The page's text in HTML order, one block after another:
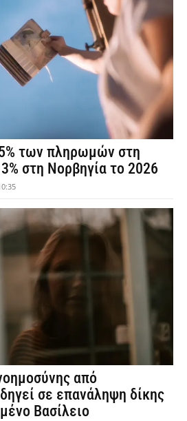
των πληρωμών στη
στη Νορβηγία το 2026
από
σε επανάληψη δίκης
Βασίλειο